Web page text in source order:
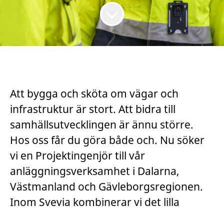
Att bygga och sköta om vägar och
infrastruktur är stort. Att bidra till
samhällsutvecklingen är ännu större.
Hos oss får du göra både och. Nu söker
vi en Projektingenjör till vår
anläggningsverksamhet i Dalarna,
Västmanland och Gävleborgsregionen.
Inom Svevia kombinerar vi det lilla